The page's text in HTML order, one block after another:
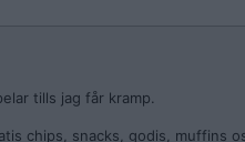
tills jag får kramp.
chips, snacks, godis, muffins